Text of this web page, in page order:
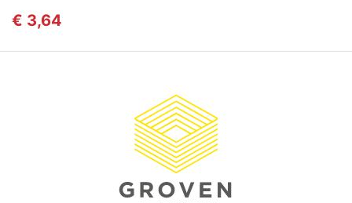
€ 3,64